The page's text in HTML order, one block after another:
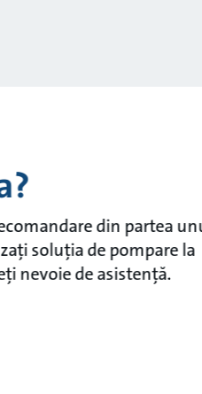
din partea
soluția de pompare la
nevoie de asistență.